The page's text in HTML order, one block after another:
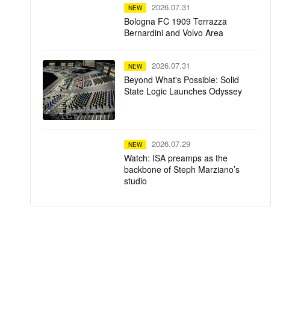
NEW 2026.07.31
Bologna FC 1909 Terrazza
Bernardini and Volvo Area
NEW 2026.07.31
Beyond What's Possible: Solid
State Logic Launches Odyssey
NEW 2026.07.29
Watch: ISA preamps as the
backbone of Steph Marziano’s
studio